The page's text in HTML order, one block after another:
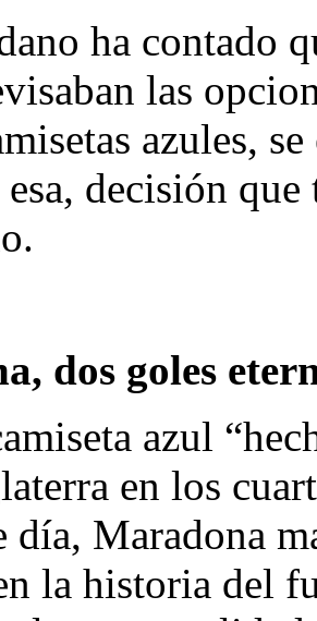
ha contado
las
azules,
decisión
dos goles
azul
en los
día, Maradona
la historia del